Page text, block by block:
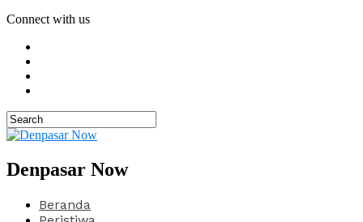
Connect with us
Denpasar Now
Beranda